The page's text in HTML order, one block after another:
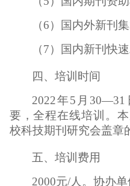
（6）国内外新刊
（7）国内新刊快
四、培训时间
2022年5月
要，全程在线培训。
校科技期刊研究会盖章
五、培训费用
2000元/人。协办单